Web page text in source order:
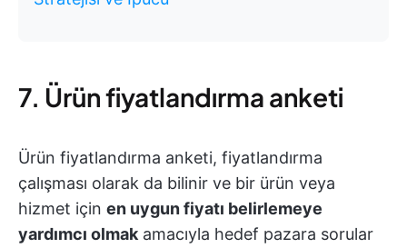
7. Ürün fiyatlandırma anketi
Ürün fiyatlandırma anketi, fiyatlandırma
çalışması olarak da bilinir ve bir ürün veya
hizmet için en uygun fiyatı belirlemeye
yardımcı olmak amacıyla hedef pazara sorular